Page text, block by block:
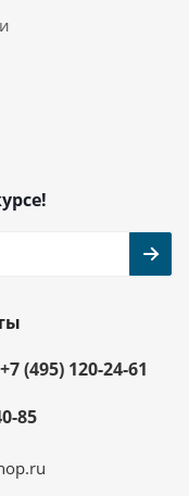
+7 (495) 120-24-61
85